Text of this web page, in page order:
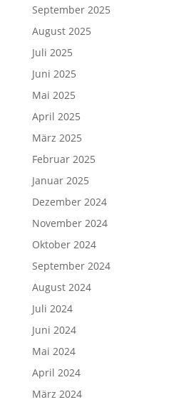
September 2025
August 2025
Juli 2025
Juni 2025
Mai 2025
April 2025
März 2025
Februar 2025
Januar 2025
Dezember 2024
November 2024
Oktober 2024
September 2024
August 2024
Juli 2024
Juni 2024
Mai 2024
April 2024
März 2024